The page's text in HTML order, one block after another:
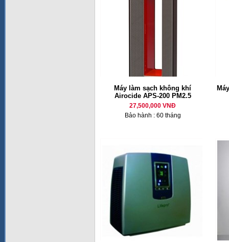
Máy làm sạch không khí
Airocide APS-200 PM2.5
27,500,000 VNĐ
Bảo hành : 60 tháng